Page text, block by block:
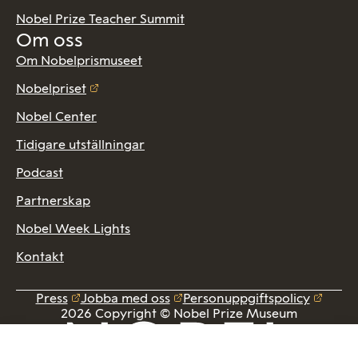
Nobel Prize Teacher Summit
Om oss
Om Nobelprismuseet
Nobelpriset
Nobel Center
Tidigare utställningar
Podcast
Partnerskap
Nobel Week Lights
Kontakt
Press Jobba med oss
Personuppgiftspolicy
2026 Copyright © Nobel Prize Museum